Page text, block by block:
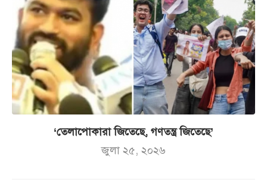
‘তেলাপোকারা জিতেছে, গণতন্ত্র জিতেছে’
জুলা ২৫, ২০২৬